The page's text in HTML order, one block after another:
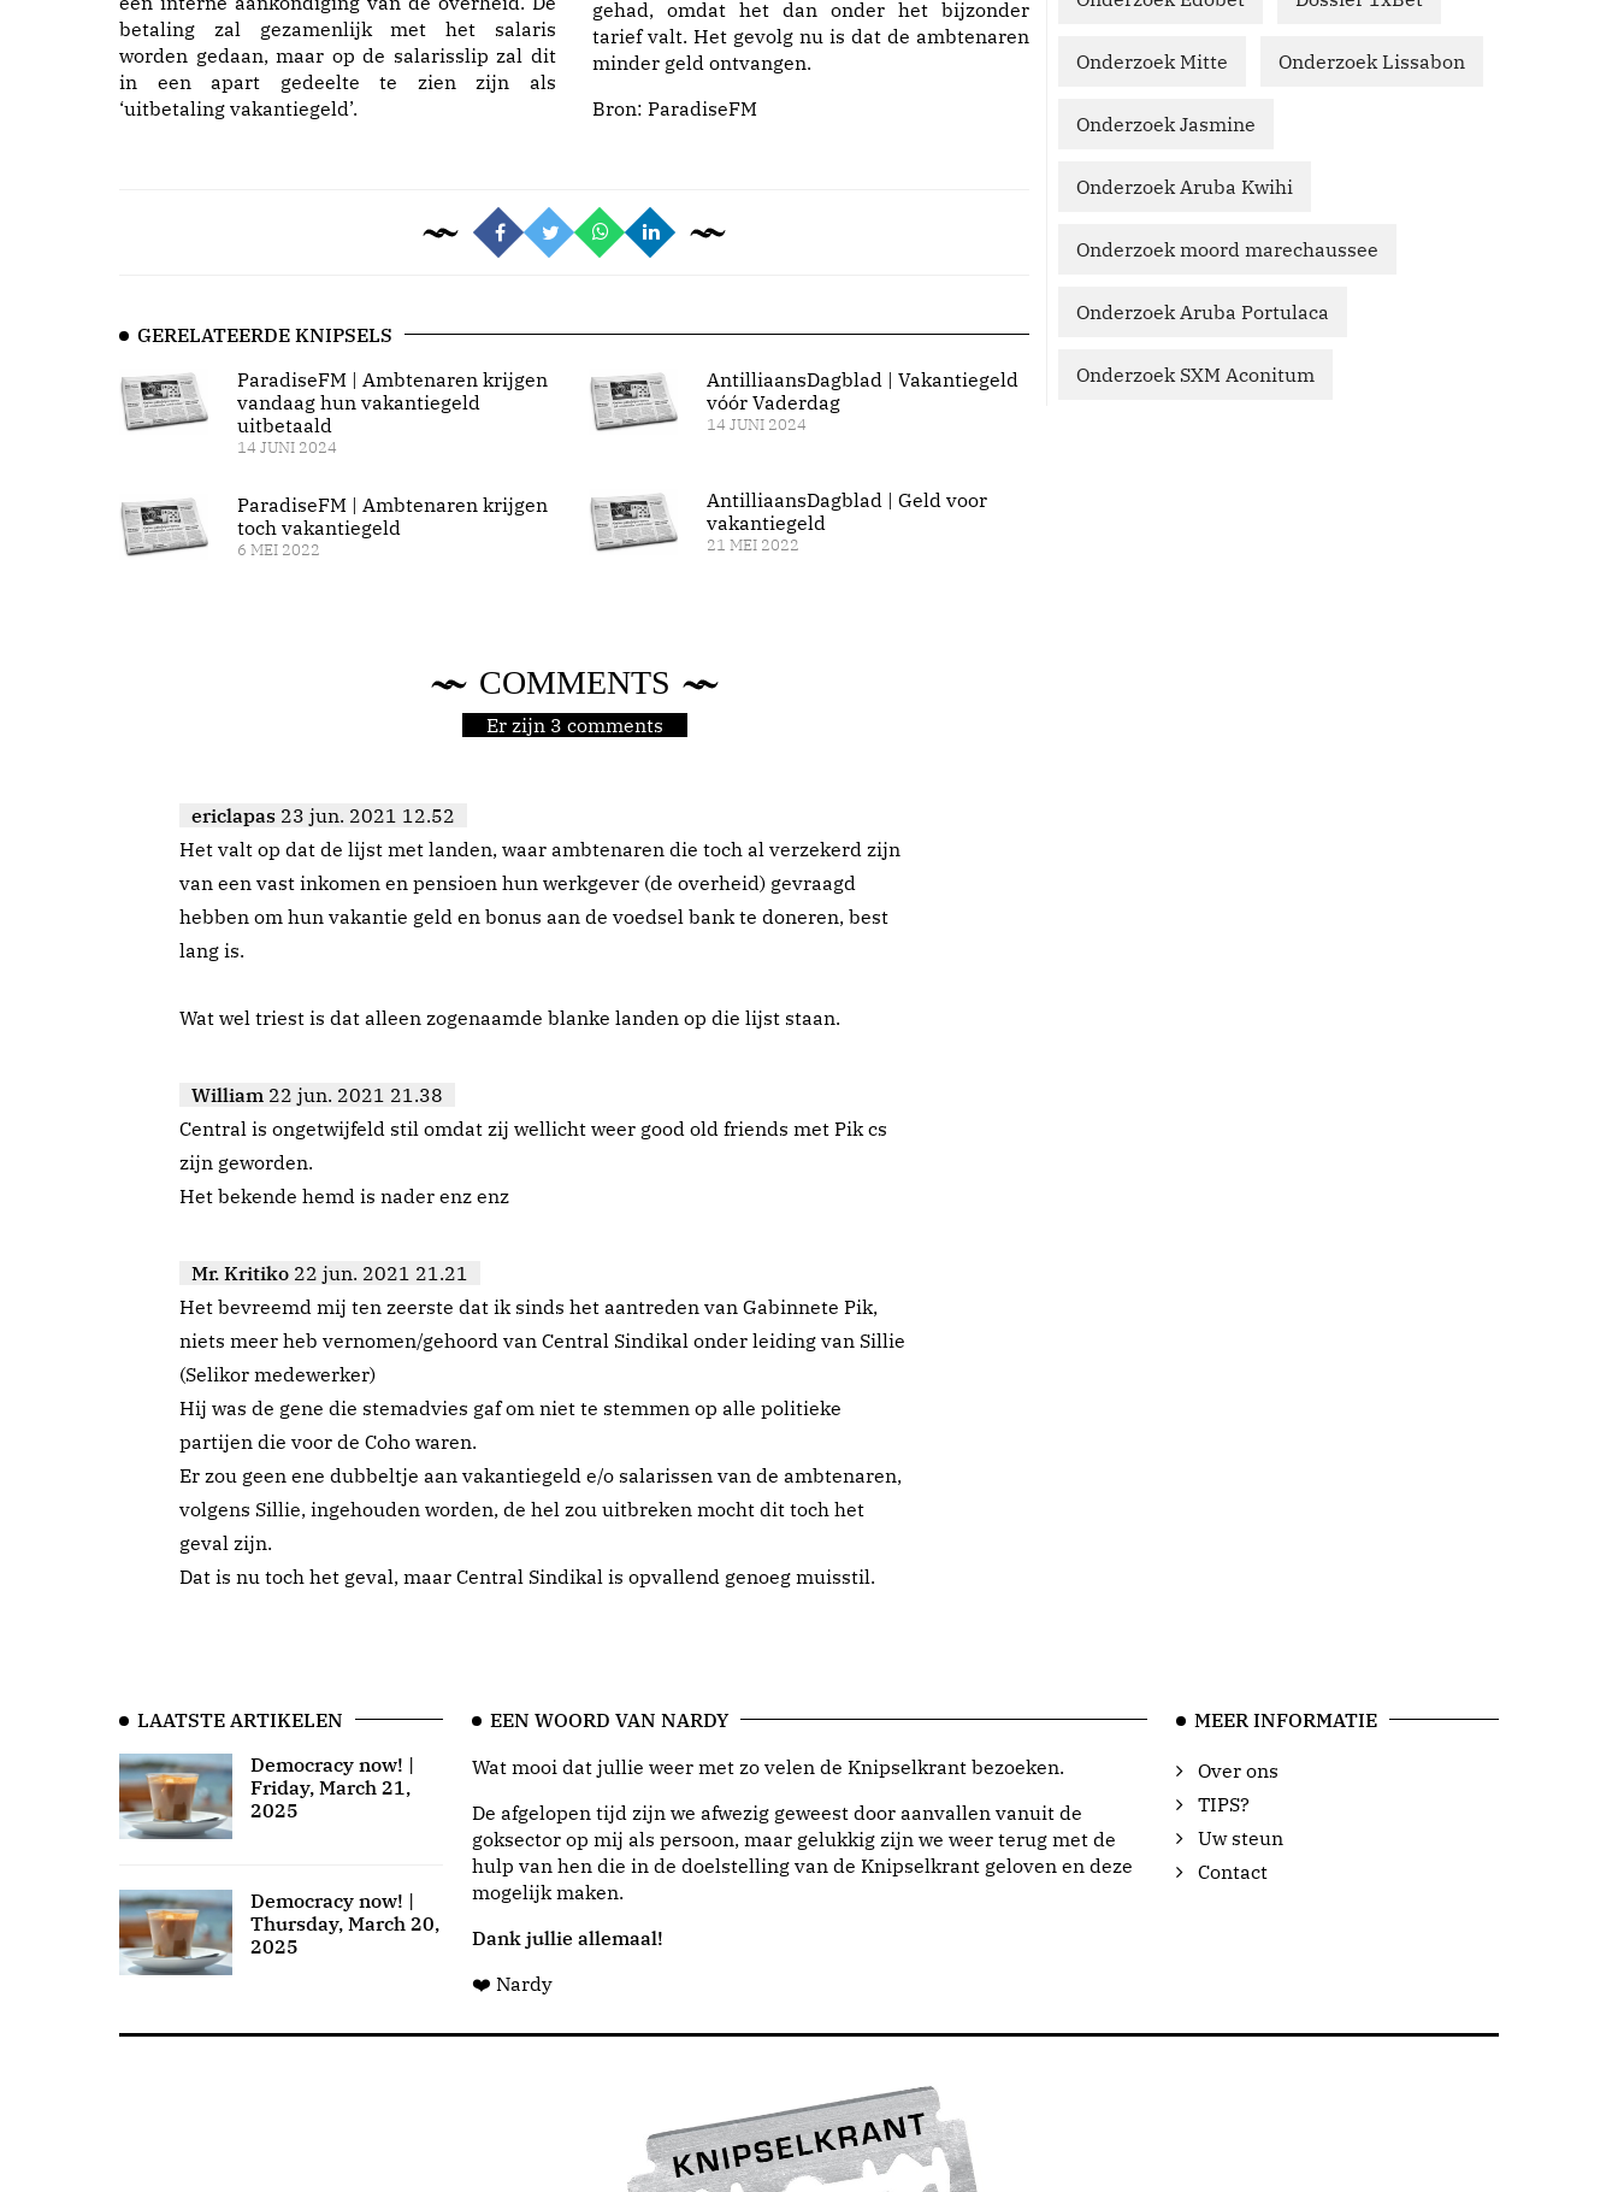
betaling zal gezamenlijk met het salaris
worden gedaan, maar op de salarisslip zal dit
in een apart gedeelte te zien zijn als
‘uitbetaling vakantiegeld’.
gehad, omdat het dan onder het bijzonder
tarief valt. Het gevolg nu is dat de ambtenaren
minder geld ontvangen.
Bron: ParadiseFM
GERELATEERDE KNIPSELS
ParadiseFM | Ambtenaren krijgen
vandaag hun vakantiegeld
uitbetaald
14 JUNI 2024
ParadiseFM | Ambtenaren krijgen
toch vakantiegeld
6 MEI 2022
AntilliaansDagblad | Vakantiegeld
vóór Vaderdag
14 JUNI 2024
AntilliaansDagblad | Geld voor
vakantiegeld
21 MEI 2022
COMMENTS
Er zijn 3 comments
ericlapas 23 jun. 2021 12.52
Het valt op dat de lijst met landen, waar ambtenaren die toch al verzekerd zijn
van een vast inkomen en pensioen hun werkgever (de overheid) gevraagd
hebben om hun vakantie geld en bonus aan de voedsel bank te doneren, best
lang is.
Wat wel triest is dat alleen zogenaamde blanke landen op die lijst staan.
William 22 jun. 2021 21.38
Central is ongetwijfeld stil omdat zij wellicht weer good old friends met Pik cs
zijn geworden.
Het bekende hemd is nader enz enz
Mr. Kritiko 22 jun. 2021 21.21
Het bevreemd mij ten zeerste dat ik sinds het aantreden van Gabinnete Pik,
niets meer heb vernomen/gehoord van Central Sindikal onder leiding van Sillie
(Selikor medewerker)
Hij was de gene die stemadvies gaf om niet te stemmen op alle politieke
partijen die voor de Coho waren.
Er zou geen ene dubbeltje aan vakantiegeld e/o salarissen van de ambtenaren,
volgens Sillie, ingehouden worden, de hel zou uitbreken mocht dit toch het
geval zijn.
Dat is nu toch het geval, maar Central Sindikal is opvallend genoeg muisstil.
Onderzoek Mitte Onderzoek Lissabon
Onderzoek Jasmine
Onderzoek Aruba Kwihi
Onderzoek moord marechaussee
Onderzoek Aruba Portulaca
Onderzoek SXM Aconitum
LAATSTE ARTIKELEN
Democracy now! |
Friday, March 21,
2025
Democracy now! |
Thursday, March 20,
2025
EEN WOORD VAN NARDY
Wat mooi dat jullie weer met zo velen de Knipselkrant bezoeken.
De afgelopen tijd zijn we afwezig geweest door aanvallen vanuit de
goksector op mij als persoon, maar gelukkig zijn we weer terug met de
hulp van hen die in de doelstelling van de Knipselkrant geloven en deze
mogelijk maken.
Dank jullie allemaal!
❤️ Nardy
MEER INFORMATIE
Over ons
TIPS?
Uw steun
Contact